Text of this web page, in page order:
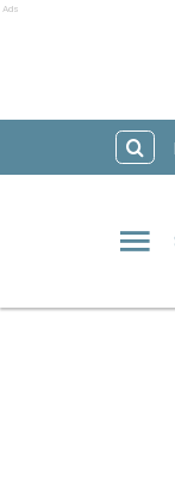
Ads